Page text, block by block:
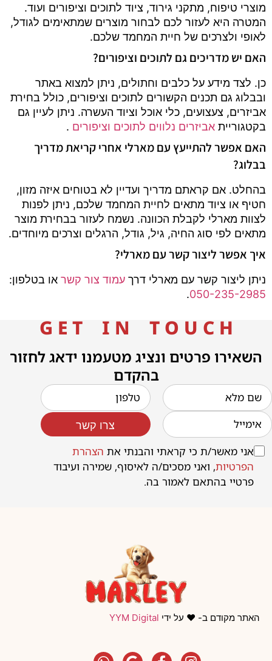
מוצרי טיפוח, מתקני גירוד, ציוד לתוכים וציפורים ועוד.
המטרה היא לעזור לכם לבחור מוצרים שמתאימים לגודל,
לאופי ולצרכים של חיית המחמד שלכם.
האם יש מדריכים גם לתוכים וציפורים?
כן. לצד מידע על כלבים וחתולים, ניתן למצוא באתר
ובבלוג גם תכנים הקשורים לתוכים וציפורים, כולל בחירת
אביזרים, צעצועים, כלי אוכל וציוד העשרה. ניתן לעיין גם
בקטגוריית אביזרים נלווים לתוכים וציפורים .
האם אפשר להתייעץ עם מארלי אחרי קריאת מדריך
בבלוג?
בהחלט. אם קראתם מדריך ועדיין לא בטוחים איזה מזון,
חטיף או ציוד מתאים לחיית המחמד שלכם, ניתן לפנות
לצוות מארלי לקבלת הכוונה. נשמח לעזור בבחירת מוצר
מתאים לפי סוג החיה, גיל, גודל, הרגלים וצרכים מיוחדים.
איך אפשר ליצור קשר עם מארלי?
ניתן ליצור קשר עם מארלי דרך עמוד צור קשר או בטלפון:
050-235-2985
.
G E T I N T O U C H
השאירו פרטים ונציג מטעמנו ידאג לחזור
בהקדם
אני מאשר/ת כי קראתי והבנתי את הצהרת
הפרטיות, ואני מסכים/ה לאיסוף, שמירה ועיבוד
פרטיי בהתאם לאמור בה.
צרו קשר
האתר מקודם ב- ❤️ על ידי YYM Digital